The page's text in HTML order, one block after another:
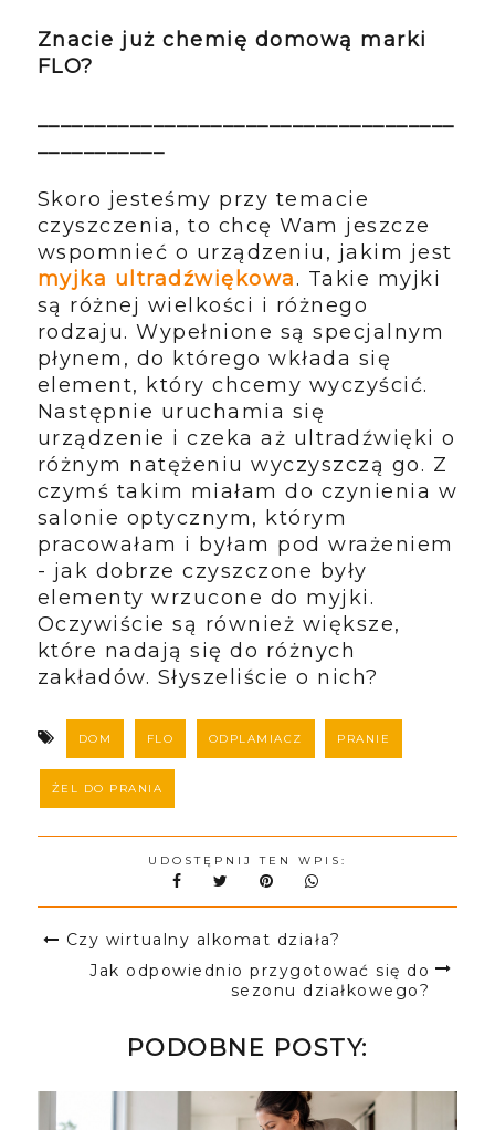
Znacie już chemię domową marki
FLO?
____________________________________
___________
Skoro jesteśmy przy temacie
czyszczenia, to chcę Wam jeszcze
wspomnieć o urządzeniu, jakim jest
myjka ultradźwiękowa. Takie myjki
są różnej wielkości i różnego
rodzaju. Wypełnione są specjalnym
płynem, do którego wkłada się
element, który chcemy wyczyścić.
Następnie uruchamia się
urządzenie i czeka aż ultradźwięki o
różnym natężeniu wyczyszczą go. Z
czymś takim miałam do czynienia w
salonie optycznym, którym
pracowałam i byłam pod wrażeniem
- jak dobrze czyszczone były
elementy wrzucone do myjki.
Oczywiście są również większe,
które nadają się do różnych
zakładów. Słyszeliście o nich?
DOM FLO ODPLAMIACZ PRANIE
ŻEL DO PRANIA
UDOSTĘPNIJ TEN WPIS:
Czy wirtualny alkomat działa?
Jak odpowiednio przygotować się do
sezonu działkowego?
PODOBNE POSTY: